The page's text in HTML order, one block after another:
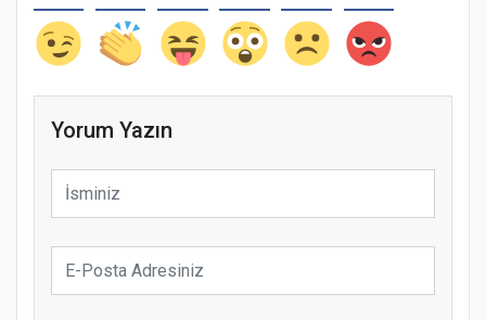
Yorum Yazın